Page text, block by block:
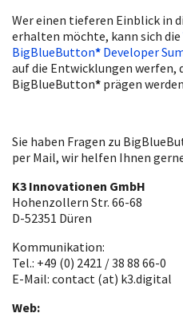
Wer einen tieferen Einblick in
erhalten möchte, kann sich die
BigBlueButton* Developer
auf die Entwicklungen werfen,
BigBlueButton* prägen
Sie haben Fragen zu
per Mail, wir helfen Ihnen
K3 Innovationen GmbH
Hohenzollern Str. 66-68
D-52351 Düren
Kommunikation:
Tel.: +49 (0) 2421 / 38 88 66-0
E-Mail: contact (at) k3.digital
Web: